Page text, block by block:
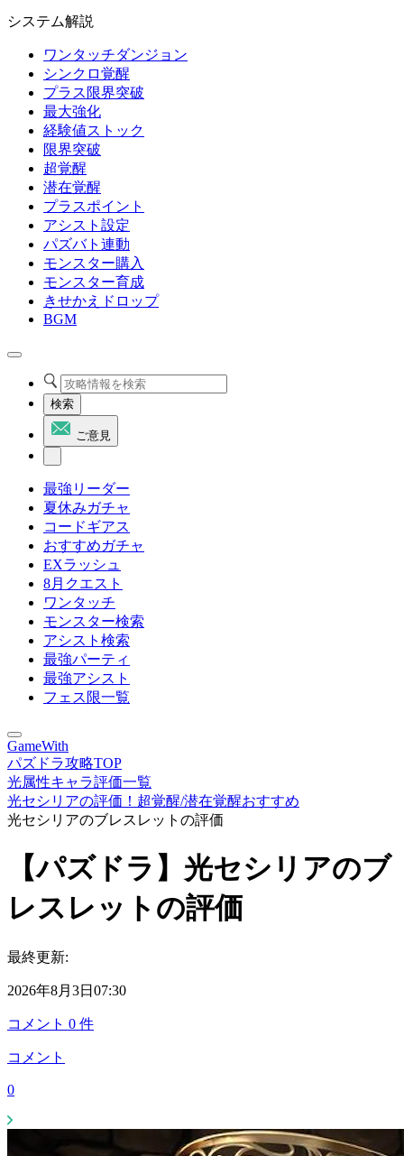
システム解説
ワンタッチダンジョン
シンクロ覚醒
プラス限界突破
最大強化
経験値ストック
限界突破
超覚醒
潜在覚醒
プラスポイント
アシスト設定
パズバト連動
モンスター購入
モンスター育成
きせかえドロップ
BGM
検索
ご意見
最強リーダー
夏休みガチャ
コードギアス
おすすめガチャ
EXラッシュ
8月クエスト
ワンタッチ
モンスター検索
アシスト検索
最強パーティ
最強アシスト
フェス限一覧
GameWith
パズドラ攻略TOP
光属性キャラ評価一覧
光セシリアの評価！超覚醒/潜在覚醒おすすめ
光セシリアのブレスレットの評価
【パズドラ】光セシリアのブ
レスレットの評価
最終更新:
2026年8月3日07:30
コメント 0 件
コメント
0